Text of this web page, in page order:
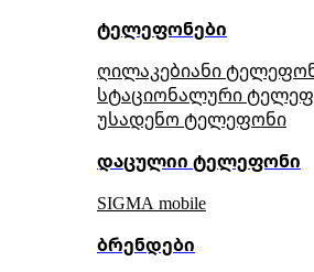
ტელეფონები
ღილაკებიანი
სტაციონალური
უსადენო ტელეფონი
დაცულიი ტელეფონი
SIGMA mobile
ბრენდები